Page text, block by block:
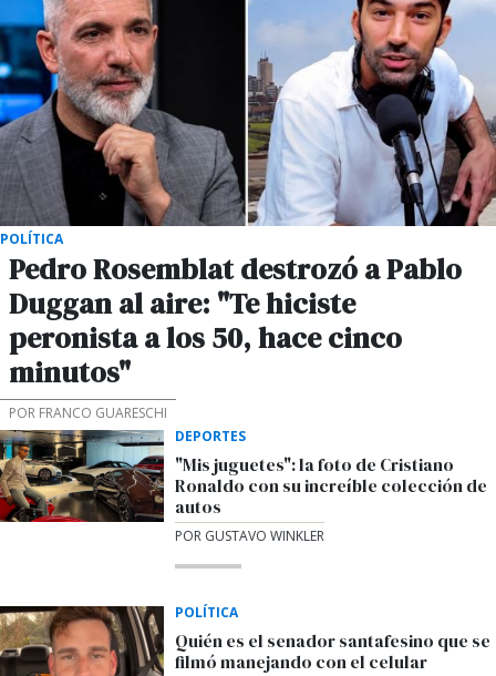
POLÍTICA
Pedro Rosemblat destrozó a Pablo
Duggan al aire: "Te hiciste
peronista a los 50, hace cinco
minutos"
POR FRANCO GUARESCHI
DEPORTES
"Mis juguetes": la foto de Cristiano
Ronaldo con su increíble colección de
autos
POR GUSTAVO WINKLER
POLÍTICA
Quién es el senador santafesino que se
filmó manejando con el celular